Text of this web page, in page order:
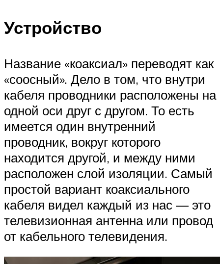
Устройство
Название «коаксиал» переводят как
«соосный». Дело в том, что внутри
кабеля проводники расположены на
одной оси друг с другом. То есть
имеется один внутренний
проводник, вокруг которого
находится другой, и между ними
расположен слой изоляции. Самый
простой вариант коаксиального
кабеля видел каждый из нас — это
телевизионная антенна или провод
от кабельного телевидения.